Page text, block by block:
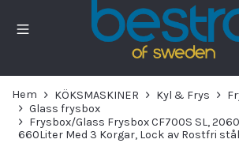
Hem KÖKSMASKINER Kyl & Frys
Glass frysbox
Frysbox/Glass Frysbox CF700S SL,
660Liter Med 3 Korgar, Lock av Rostfri stål,